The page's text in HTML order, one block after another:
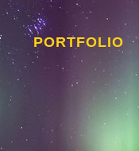
PORTFOLIO